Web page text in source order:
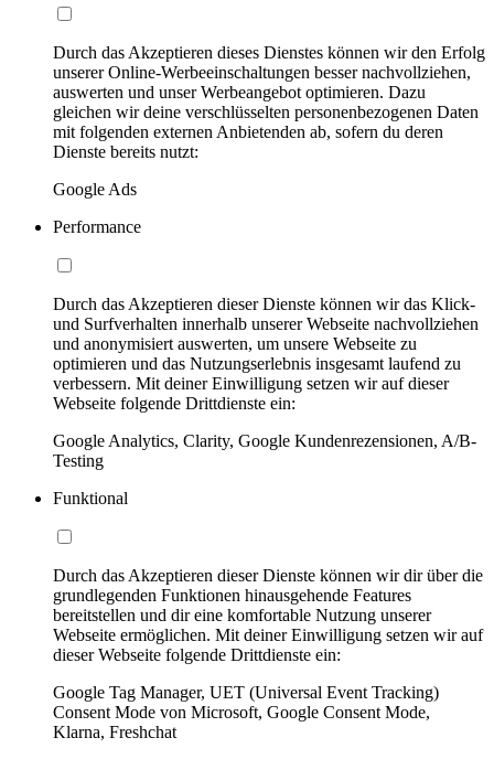
Durch das Akzeptieren dieses Dienstes können wir den Erfolg
unserer Online-Werbeeinschaltungen besser nachvollziehen,
auswerten und unser Werbeangebot optimieren. Dazu
gleichen wir deine verschlüsselten personenbezogenen Daten
mit folgenden externen Anbietenden ab, sofern du deren
Dienste bereits nutzt:
Google Ads
Performance
Durch das Akzeptieren dieser Dienste können wir das Klick-
und Surfverhalten innerhalb unserer Webseite nachvollziehen
und anonymisiert auswerten, um unsere Webseite zu
optimieren und das Nutzungserlebnis insgesamt laufend zu
verbessern. Mit deiner Einwilligung setzen wir auf dieser
Webseite folgende Drittdienste ein:
Google Analytics, Clarity, Google Kundenrezensionen, A/B-
Testing
Funktional
Durch das Akzeptieren dieser Dienste können wir dir über die
grundlegenden Funktionen hinausgehende Features
bereitstellen und dir eine komfortable Nutzung unserer
Webseite ermöglichen. Mit deiner Einwilligung setzen wir auf
dieser Webseite folgende Drittdienste ein:
Google Tag Manager, UET (Universal Event Tracking)
Consent Mode von Microsoft, Google Consent Mode,
Klarna, Freshchat